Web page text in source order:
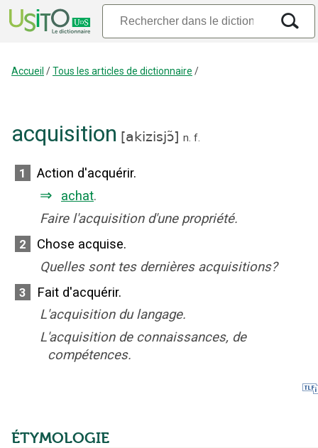
Accueil /Tous les articles de dictionnaire /
acquisition [akizisjɔ̃] n. f.
1 Action d'acquérir.
⇒ achat.
Faire l'acquisition d'une propriété.
2
Chose acquise.
Quelles sont tes dernières acquisitions?
3
Fait d'acquérir.
L'acquisition du langage.
L'acquisition de connaissances, de
compétences.
ÉTYMOLOGIE